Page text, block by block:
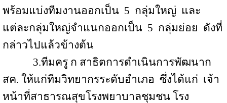
พร้อมแบ่งทีมงานออกเป็น 5 กลุ่มใหญ่ และ
แต่ละกลุ่มใหญ่จำแนกออกเป็น 5 กลุ่มย่อย ดังที่
กล่าวไปแล้วข้างต้น
3.ทีมครู ก สาธิตการดำเนินการพัฒนาก
สค. ให้แก่ทีมวิทยากรระดับอำเภอ ซึ่งได้แก่ เจ้า
หน้าที่สาธารณสุขโรงพยาบาลชุมชน โรง